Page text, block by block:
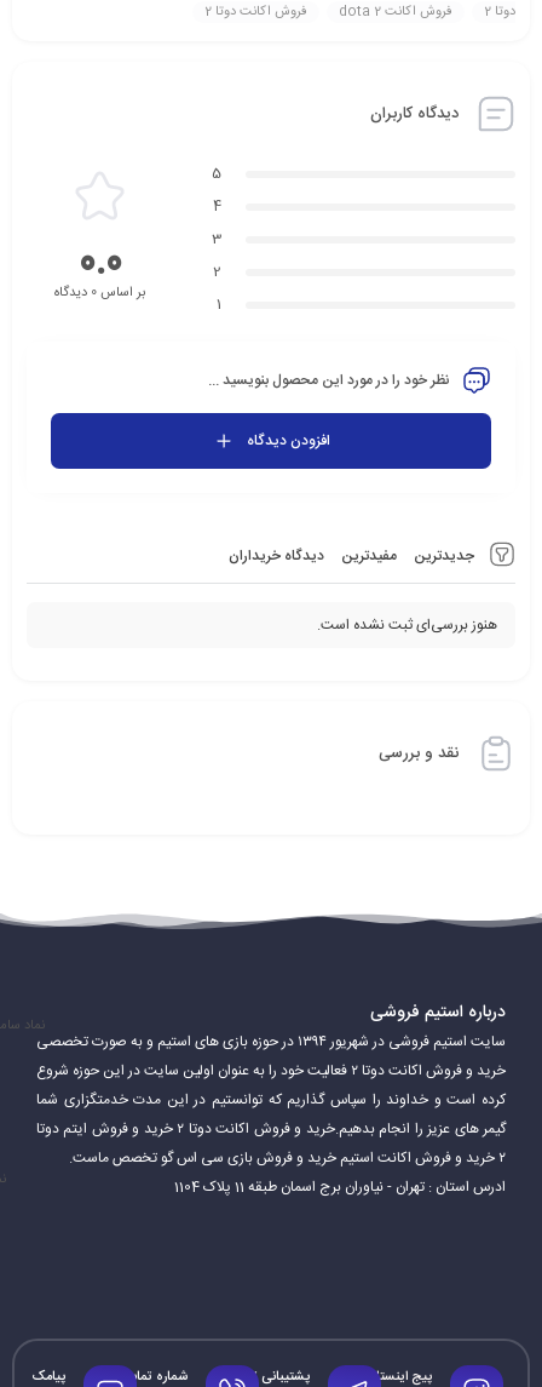
دوتا 2
فروش اکانت dota 2 فروش اکانت دوتا 2
دیدگاه کاربران
جدیدترین مفیدترین دیدگاه خریداران
هنوز بررسی‌ای ثبت نشده است.
5
4
3
2
1
0.0بر اساس 0 دیدگاه
نظر خود را در مورد این محصول بنویسید ...
افزودن دیدگاه
نقد و بررسی
درباره استیم فروشی
سایت استیم فروشی در شهریور ۱۳۹۴ در حوزه بازی های استیم و به صورت تخصصی
خرید و فروش اکانت دوتا ۲ فعالیت خود را به عنوان اولین سایت در این حوزه شروع
کرده است و خداوند را سپاس گذاریم که توانستیم در این مدت خدمتگزاری شما
گیمر های عزیز را انجام بدهیم.خرید و فروش اکانت دوتا ۲ خرید و فروش ایتم دوتا
۲ خرید و فروش اکانت استیم خرید و فروش بازی سی اس گو تخصص ماست.
ادرس استان : تهران - نیاوران برج اسمان طبقه 11 پلاک 1104
نماد
پیج اینستاگرام پشتیبانی تلگرام شماره تماس پیامک